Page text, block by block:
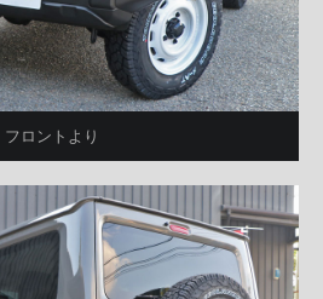
フロントより